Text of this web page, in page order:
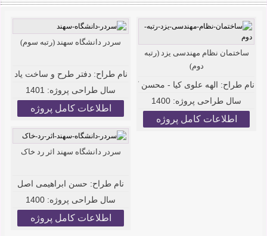
ساختمان نظام مهندسی یزد (رتبه
دوم)
نام طراح: الهه علوی کیا - محسن کیوانلو
سال طراحی پروژه: 1400
اطلاعات کامل پروژه
سردر دانشگاه سهند (رتبه سوم)
نام طراح: دفتر طرح و ساخت یاد
سال طراحی پروژه: 1401
اطلاعات کامل پروژه
سردر دانشگاه سهند اثر رد خاک
نام طراح: حسن ابراهیمی اصل
سال طراحی پروژه: 1400
اطلاعات کامل پروژه